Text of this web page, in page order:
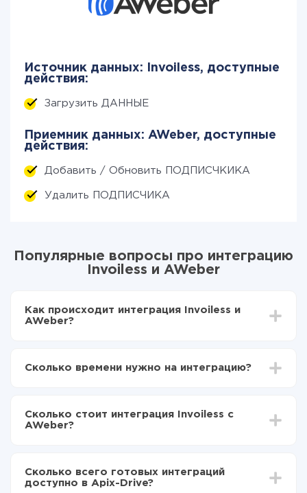
Источник данных: Invoiless, доступные
действия:
Загрузить ДАННЫЕ
Приемник данных: AWeber, доступные
действия:
Добавить / Обновить ПОДПИСЧКИКА
Удалить ПОДПИСЧИКА
Популярные вопросы про интеграцию
Invoiless и AWeber
Как происходит интеграция Invoiless и
AWeber?
Выбираете какие данные передавать из Invoiless
Теперь данные будут автоматически
передаваться из Invoiless в AWeber
Сколько времени нужно на интеграцию?
отличаться и составлять от 5-ти до 30-минут. В
среднем настройка занимает 10-15 минут.
Сколько стоит интеграция Invoiless с
AWeber?
функционал. Вы оплачиваете только количество
данных, которые по факту передаются из одной
Сколько всего готовых интеграций
доступно в Apix-Drive?